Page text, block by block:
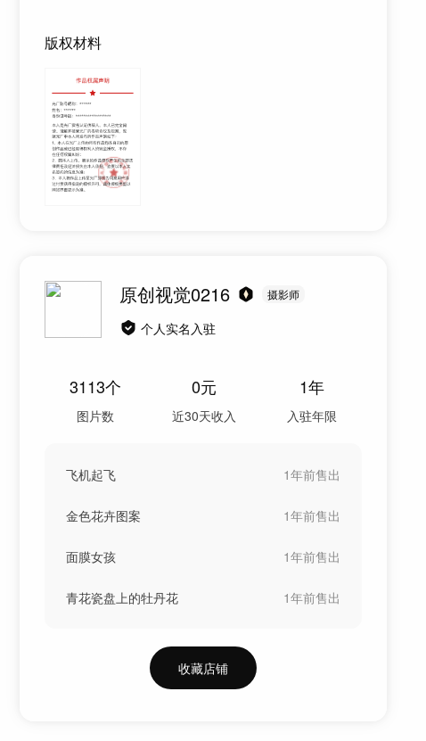
版权材料
原创视觉0216 摄影师
个人实名入驻
3113个
图片数
0元
近30天收入
1年
入驻年限
飞机起飞 1年前售出
金色花卉图案 1年前售出
面膜女孩 1年前售出
青花瓷盘上的牡丹花 1年前售出
收藏店铺